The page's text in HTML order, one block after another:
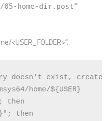
home-dir.post”
<USER_FOLDER>”.
doesn't exist,
home/${USER}
then
then